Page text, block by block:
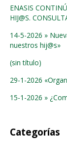
ENASIS
HIJ@S.
14-5-2026 »
nuestros hij@s»
(sin título)
29-1-2026
15-1-2026 »
Categorías